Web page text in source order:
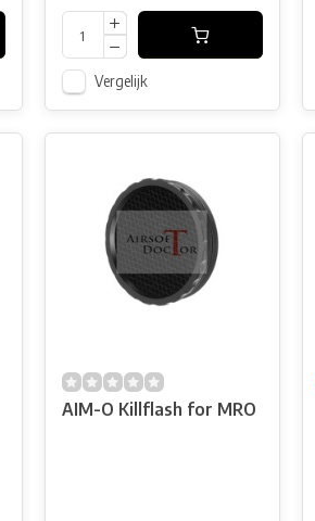
Vergelijk
AIM-O Killflash for MRO